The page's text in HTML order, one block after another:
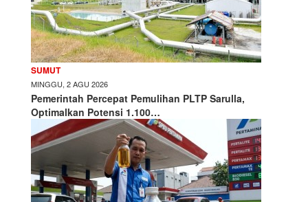
SUMUT
MINGGU, 2 AGU 2026
Pemerintah Percepat Pemulihan PLTP Sarulla,
Optimalkan Potensi 1.100…